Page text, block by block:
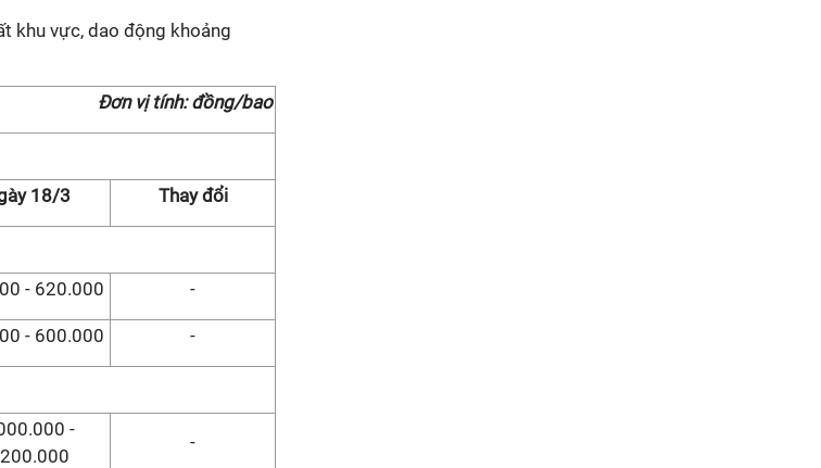
khu vực, dao động khoảng
Đơn vị tính: đồng/bao
18/3 Thay đổi
- 620.000 -
- 600.000 -
-
-